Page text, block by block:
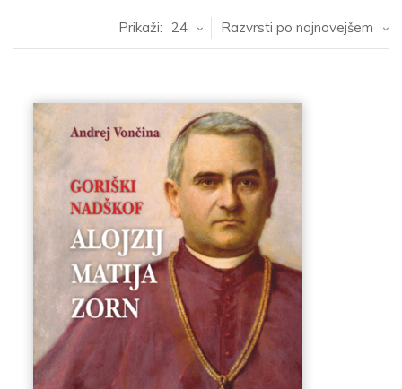
Razvrsti po najnovejšem
Prikaži: 24